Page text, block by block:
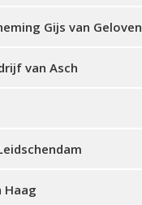
Gijs van Geloven
van Asch
Haag